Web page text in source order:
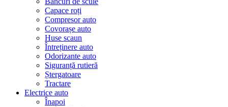
Capace roți
Compresor auto
Covorașe auto
Huse scaun
Întreținere auto
Odorizante auto
Siguranță rutieră
Ștergatoare
Tractare
Electrice auto
Înapoi